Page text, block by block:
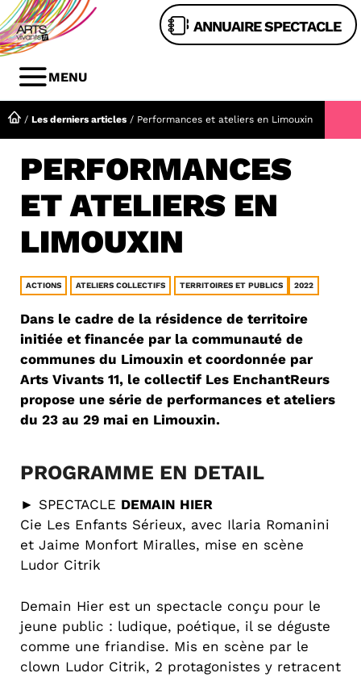
Aller
au
contenu
ANNUAIRE SPECTACLE
MENU
MENU
/ Les derniers articles / Performances et ateliers en Limouxin
PERFORMANCES
ET ATELIERS EN
LIMOUXIN
ACTIONS ATELIERS COLLECTIFS TERRITOIRES ET PUBLICS 2022
Dans le cadre de la résidence de territoire
initiée et financée par la communauté de
communes du Limouxin et coordonnée par
Arts Vivants 11, le collectif Les EnchantReurs
propose une série de performances et ateliers
du 23 au 29 mai en Limouxin.
PROGRAMME EN DETAIL
► SPECTACLE DEMAIN HIER
Cie Les Enfants Sérieux, avec Ilaria Romanini
et Jaime Monfort Miralles, mise en scène
Ludor Citrik
Demain Hier est un spectacle conçu pour le
jeune public : ludique, poétique, il se déguste
comme une friandise. Mis en scène par le
clown Ludor Citrik, 2 protagonistes y retracent